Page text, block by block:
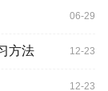
06-29
方法 12-23
12-23